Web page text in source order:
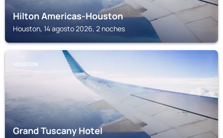
Hilton Americas-Houston
Houston, 14 agosto 2026, 2 noches
HOUSTON
Grand Tuscany Hotel